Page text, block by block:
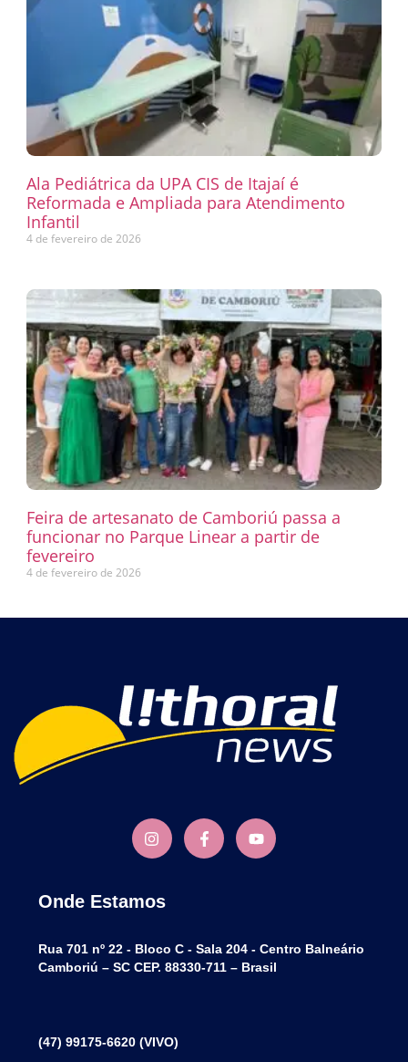
Ala Pediátrica da UPA CIS de Itajaí é
Reformada e Ampliada para Atendimento
Infantil
4 de fevereiro de 2026
Feira de artesanato de Camboriú passa a
funcionar no Parque Linear a partir de
fevereiro
4 de fevereiro de 2026
Onde Estamos
Rua 701 nº 22 - Bloco C - Sala 204 - Centro Balneário
Camboriú – SC CEP. 88330-711 – Brasil
(47) 99175-6620 (VIVO)